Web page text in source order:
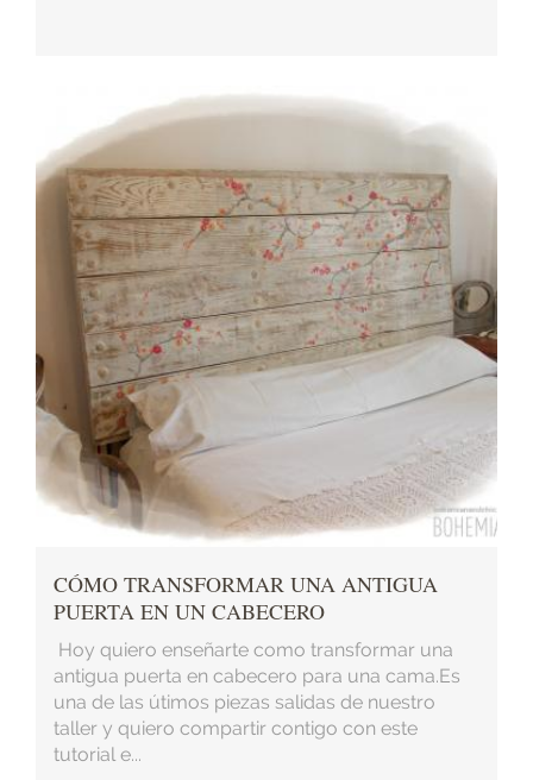
CÓMO TRANSFORMAR UNA ANTIGUA
PUERTA EN UN CABECERO
Hoy quiero enseñarte como transformar una
antigua puerta en cabecero para una cama.Es
una de las útimos piezas salidas de nuestro
taller y quiero compartir contigo con este
tutorial e...